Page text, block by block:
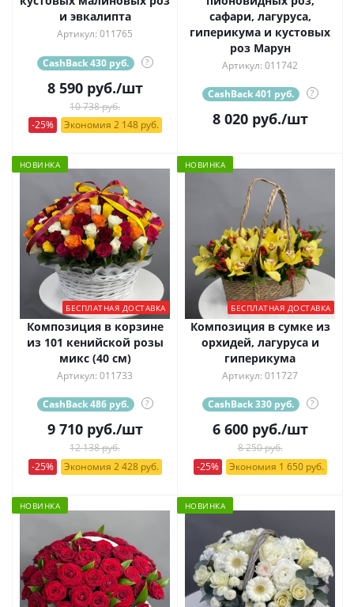
и эвкалипта
Артикул: 011765
CashBack 430 руб. ?
8 590руб./шт
10 738 руб.
-25%
Экономия 2 148 руб.
сафари, лагуруса,
гиперикума и кустовых
роз Марун
Артикул: 011742
CashBack 401 руб. ?
8 020руб./шт
НОВИНКА
БЕСПЛАТНАЯ ДОСТАВКА
Композиция в корзине
из 101 кенийской розы
микс (40 см)
Артикул: 011733
CashBack 486 руб. ?
9 710руб./шт
12 138 руб.
-25%
Экономия 2 428 руб.
НОВИНКА
БЕСПЛАТНАЯ ДОСТАВКА
Композиция в сумке из
орхидей, лагуруса и
гиперикума
Артикул: 011727
CashBack 330 руб. ?
6 600руб./шт
8 250 руб.
-25%
Экономия 1 650 руб.
НОВИНКА НОВИНКА